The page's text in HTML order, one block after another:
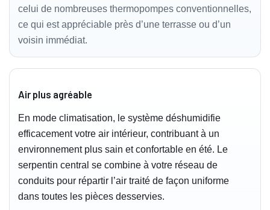
celui de nombreuses thermopompes conventionnelles,
ce qui est appréciable près d’une terrasse ou d’un
voisin immédiat.
Air plus agréable
En mode climatisation, le système déshumidifie
efficacement votre air intérieur, contribuant à un
environnement plus sain et confortable en été. Le
serpentin central se combine à votre réseau de
conduits pour répartir l’air traité de façon uniforme
dans toutes les pièces desservies.